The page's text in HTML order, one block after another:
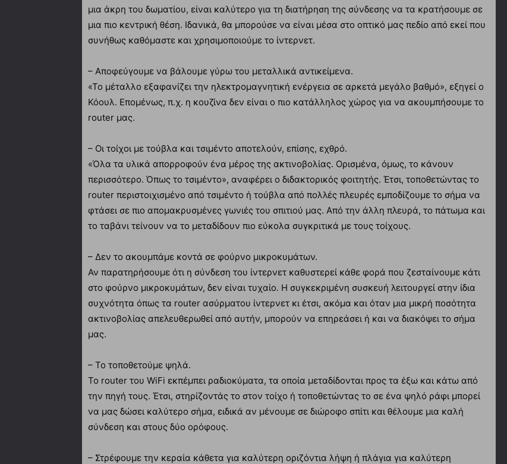
μια άκρη του δωματίου, είναι καλύτερο για τη διατήρηση της σύνδεσης να τα κρατήσουμε σε
μια πιο κεντρική θέση. Ιδανικά, θα μπορούσε να είναι μέσα στο οπτικό μας πεδίο από εκεί που
συνήθως καθόμαστε και χρησιμοποιούμε το ίντερνετ.
– Αποφεύγουμε να βάλουμε γύρω του μεταλλικά αντικείμενα.
«Το μέταλλο εξαφανίζει την ηλεκτρομαγνητική ενέργεια σε αρκετά μεγάλο βαθμό», εξηγεί ο
Κόουλ. Επομένως, π.χ. η κουζίνα δεν είναι ο πιο κατάλληλος χώρος για να ακουμπήσουμε το
router μας.
– Οι τοίχοι με τούβλα και τσιμέντο αποτελούν, επίσης, εχθρό.
«Όλα τα υλικά απορροφούν ένα μέρος της ακτινοβολίας. Ορισμένα, όμως, το κάνουν
περισσότερο. Όπως το τσιμέντο», αναφέρει ο διδακτορικός φοιτητής. Έτσι, τοποθετώντας το
router περιστοιχισμένο από τσιμέντο ή τούβλα από πολλές πλευρές εμποδίζουμε το σήμα να
φτάσει σε πιο απομακρυσμένες γωνιές του σπιτιού μας. Από την άλλη πλευρά, το πάτωμα και
το ταβάνι τείνουν να το μεταδίδουν πιο εύκολα συγκριτικά με τους τοίχους.
– Δεν το ακουμπάμε κοντά σε φούρνο μικροκυμάτων.
Αν παρατηρήσουμε ότι η σύνδεση του ίντερνετ καθυστερεί κάθε φορά που ζεσταίνουμε κάτι
στο φούρνο μικροκυμάτων, δεν είναι τυχαίο. Η συγκεκριμένη συσκευή λειτουργεί στην ίδια
συχνότητα όπως τα router ασύρματου ίντερνετ κι έτσι, ακόμα και όταν μια μικρή ποσότητα
ακτινοβολίας απελευθερωθεί από αυτήν, μπορούν να επηρεάσει ή και να διακόψει το σήμα
μας.
– Το τοποθετούμε ψηλά.
Το router του WiFi εκπέμπει ραδιοκύματα, τα οποία μεταδίδονται προς τα έξω και κάτω από
την πηγή τους. Έτσι, στηρίζοντάς το στον τοίχο ή τοποθετώντας το σε ένα ψηλό ράφι μπορεί
να μας δώσει καλύτερο σήμα, ειδικά αν μένουμε σε διώροφο σπίτι και θέλουμε μια καλή
σύνδεση και στους δύο ορόφους.
– Στρέφουμε την κεραία κάθετα για καλύτερη οριζόντια λήψη ή πλάγια για καλύτερη